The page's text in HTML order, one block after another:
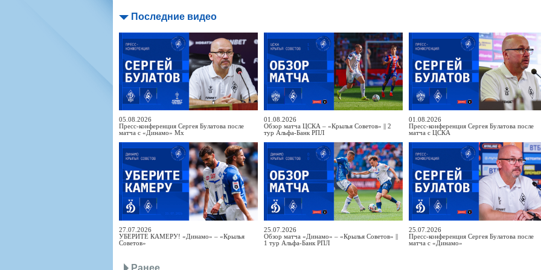
Последние видео
05.08.2026
Пресс-конференция Сергея Булатова после
матча с «Динамо» Мх
01.08.2026
Обзор матча ЦСКА – «Крылья Советов» || 2
тур Альфа-Банк РПЛ
01.08.2026
Пресс-конференция Сергея Булатова после
матча с ЦСКА
27.07.2026
УБЕРИТЕ КАМЕРУ! «Динамо» – «Крылья
Советов»
25.07.2026
Обзор матча «Динамо» – «Крылья Советов» ||
1 тур Альфа-Банк РПЛ
25.07.2026
Пресс-конференция Сергея Булатова после
матча с «Динамо»
Ранее